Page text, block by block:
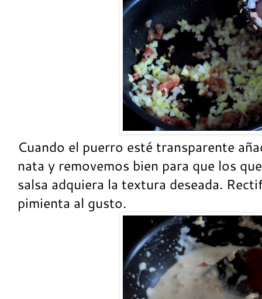
Cuando el puerro esté transparente
nata y removemos bien para que los
salsa adquiera la textura deseada.
pimienta al gusto.